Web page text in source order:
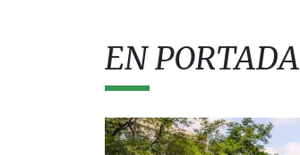
EN PORTADA